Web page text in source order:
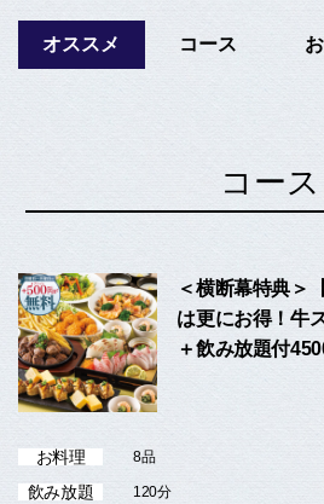
オススメ コース
コース
＜横断幕特典＞
は更にお得！牛
＋飲み放題付
お料理 8品
飲み放題 120分